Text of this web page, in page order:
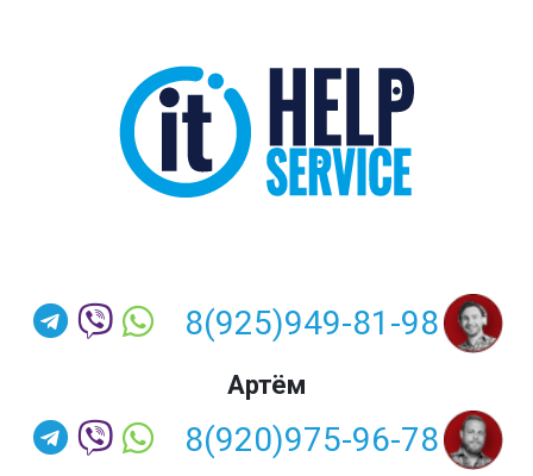
8(925)949-81-98
Артём
8(920)975-96-78